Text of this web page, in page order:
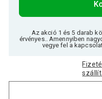
Az akció 1 és 5 darab
érvényes.. Amennyiben
vegye fel a